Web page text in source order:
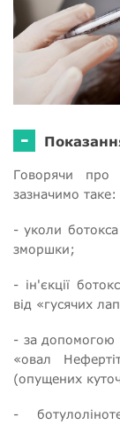
-
Говорячи про
зазначимо таке:
- уколи
зморшки;
- ін'єкції
від «гусячих
- за допомогою
«овал
(опущених
-